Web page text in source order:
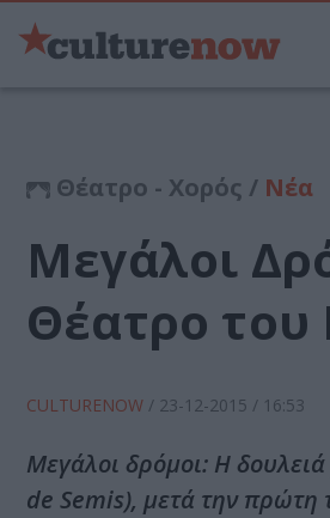
Θέατρο - Χορός / Νέα
Μεγάλοι
Θέατρο
CULTURENOW / 23-12-2015 / 16:53
Μεγάλοι δρόμοι: Η
de Semis), μετά την